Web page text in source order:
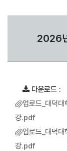
2026
다운로드 :
업로드_대덕
강.pdf
업로드_대덕
강.pdf